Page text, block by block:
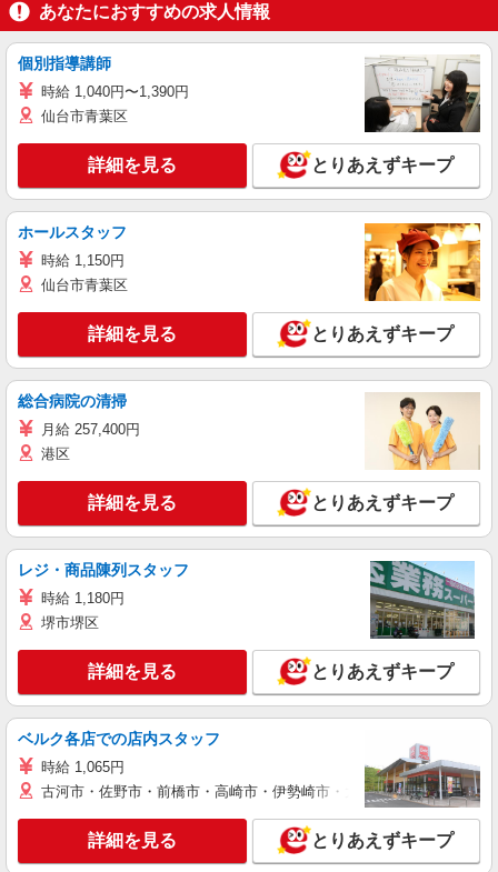
あなたにおすすめの求人情報
個別指導講師
時給 1,040円〜1,390円
仙台市青葉区
詳細を見る とりあえずキープ
ホールスタッフ
時給 1,150円
仙台市青葉区
詳細を見る とりあえずキープ
総合病院の清掃
月給 257,400円
港区
詳細を見る とりあえずキープ
レジ・商品陳列スタッフ
時給 1,180円
堺市堺区
詳細を見る とりあえずキープ
ベルク各店での店内スタッフ
時給 1,065円
古河市・佐野市・前橋市・高崎市・伊勢崎市・太田市・館林市・藤
詳細を見る とりあえずキープ